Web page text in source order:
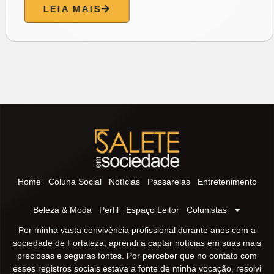
LEIA MAIS
Home Coluna Social Notícias Passarelas Entretenimento
Beleza & Moda Perfil Espaço Leitor Colunistas
Por minha vasta convivência profissional durante anos com a
sociedade de Fortaleza, aprendi a captar notícias em suas mais
preciosas e seguras fontes. Por perceber que no contato com
esses registros sociais estava a fonte de minha vocação, resolvi